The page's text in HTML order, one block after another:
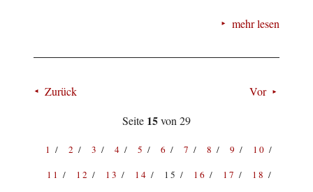
mehr lesen
Zurück
Vor
Seite 15von 29
1 2 3 4 5 6 7 8 9
10
11
12 13 14 15 16 17
18